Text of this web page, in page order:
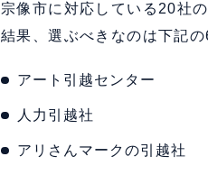
宗像市に対応している20社
結果、選ぶべきなのは下記の
アート引越センター
人力引越社
アリさんマークの引越社